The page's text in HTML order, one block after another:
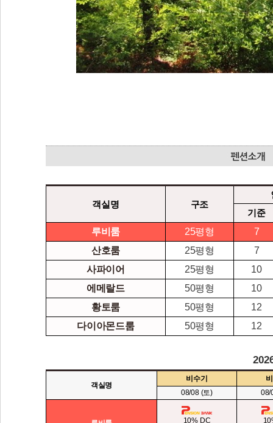
객실명 구조
기준
루비룸
25평형
7
산호룸
25평형
7
사파이어
25평형
10
에메랄드
50평형
10
황토룸
50평형
12
다이아몬드룸
50평형 12